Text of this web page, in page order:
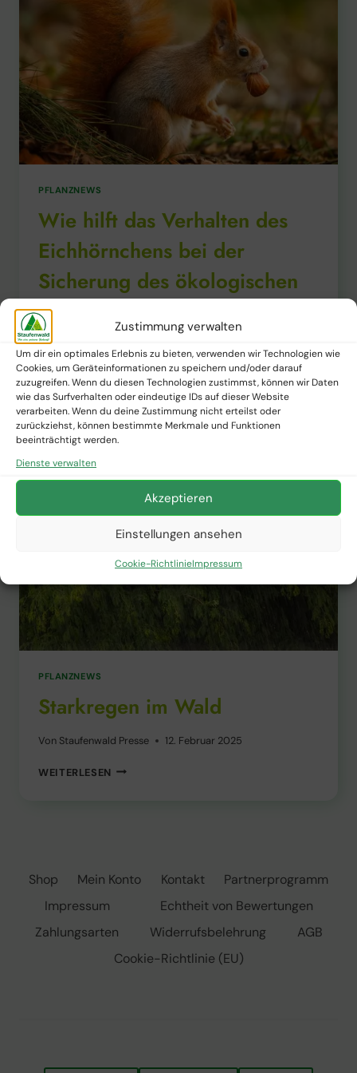
Zustimmung verwalten
Um dir ein optimales Erlebnis zu bieten, verwenden wir Technologien wie
Cookies, um Geräteinformationen zu speichern und/oder darauf
zuzugreifen. Wenn du diesen Technologien zustimmst, können wir Daten
wie das Surfverhalten oder eindeutige IDs auf dieser Website
verarbeiten. Wenn du deine Zustimmung nicht erteilst oder
zurückziehst, können bestimmte Merkmale und Funktionen
beeinträchtigt werden.
Dienste verwalten
Akzeptieren
Einstellungen ansehen
Cookie-RichtlinieImpressum
PFLANZNEWS
Wie hilft das Verhalten des
Eichhörnchens bei der
Sicherung des ökologischen
Gleichgewichts im Wald?
Von
WEITERLESEN WIE
HILFT
DAS
VERHALTEN
DES
DER
SICHERUNG
DES
ÖKOLOGISCHEN
IM
PFLANZNEWS
Starkregen im Wald
Von Staufenwald Presse 12. Februar 2025
WEITERLESEN STARKREGEN
Shop Mein Konto Kontakt
Partnerprogramm
Impressum
Echtheit von Bewertungen
Zahlungsarten
Widerrufsbelehrung
AGB
Cookie-Richtlinie (EU)